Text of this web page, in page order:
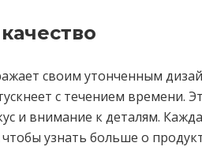
своим утонченным
с течением времени.
и внимание к деталям.
узнать больше о